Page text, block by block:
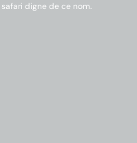
digne de ce nom.